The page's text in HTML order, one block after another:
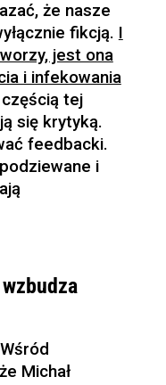
że nasze
fikcją. I
jest ona
i infekowania
tej
się krytyką.
feedbacki.
i
Michał